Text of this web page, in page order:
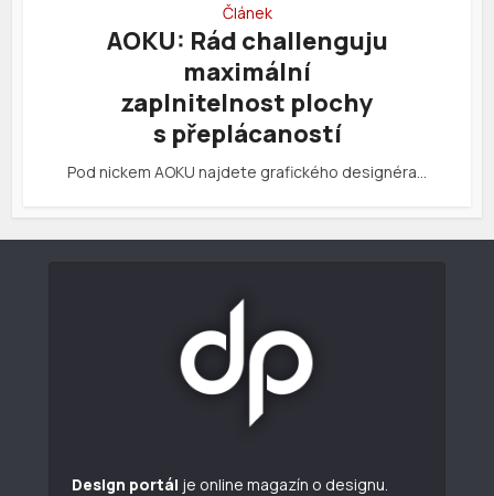
Článek
AOKU: Rád challenguju
maximální
zaplnitelnost plochy
s přeplácaností
Pod nickem AOKU najdete grafického designéra…
Design portál je online magazín o designu.